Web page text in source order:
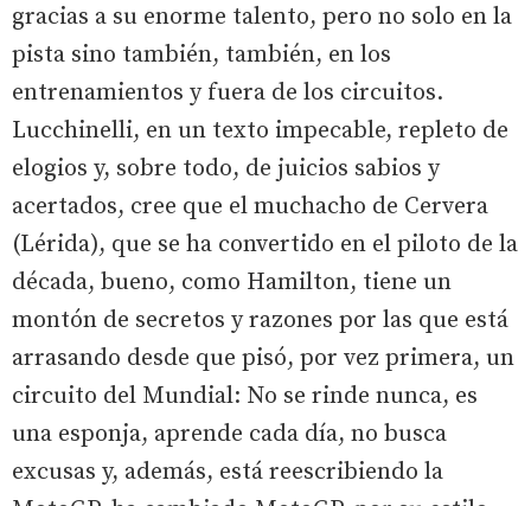
gracias a su enorme talento, pero no solo en la
pista sino también, también, en los
entrenamientos y fuera de los circuitos.
Lucchinelli, en un texto impecable, repleto de
elogios y, sobre todo, de juicios sabios y
acertados, cree que el muchacho de Cervera
(Lérida), que se ha convertido en el piloto de la
década, bueno, como Hamilton, tiene un
montón de secretos y razones por las que está
arrasando desde que pisó, por vez primera, un
circuito del Mundial: No se rinde nunca, es
una esponja, aprende cada día, no busca
excusas y, además, está reescribiendo la